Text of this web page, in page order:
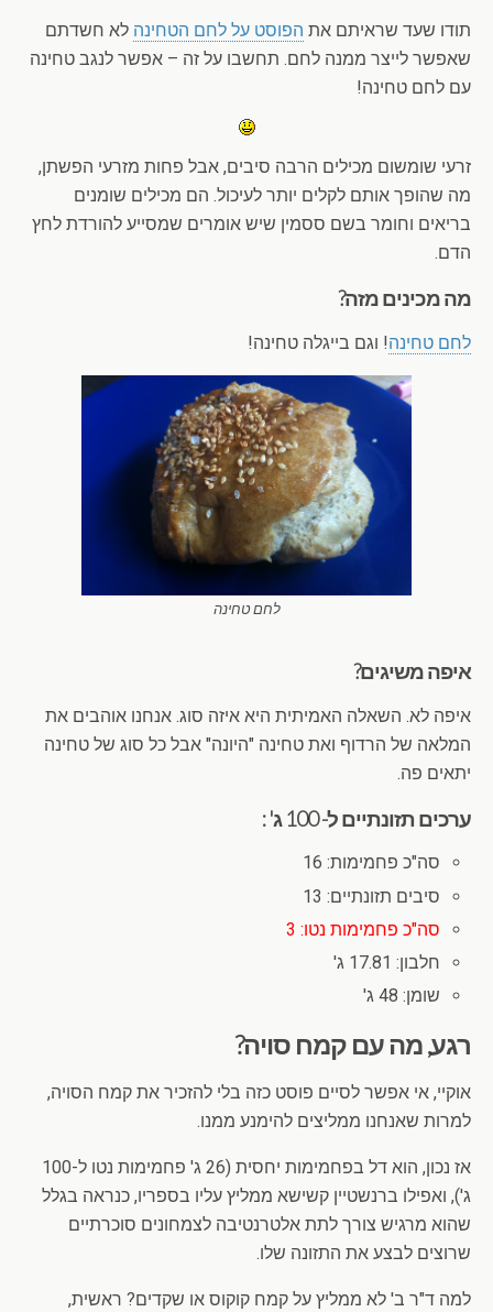
תודו שעד שראיתם את הפוסט על לחם הטחינה לא חשדתם
שאפשר לייצר ממנה לחם. תחשבו על זה – אפשר לנגב טחינה
עם לחם טחינה!
זרעי שומשום מכילים הרבה סיבים, אבל פחות מזרעי הפשתן,
מה שהופך אותם לקלים יותר לעיכול. הם מכילים שומנים
בריאים וחומר בשם ססמין שיש אומרים שמסייע להורדת לחץ
הדם.
מה מכינים מזה?
לחם טחינה! וגם בייגלה טחינה!
לחם טחינה
איפה משיגים?
איפה לא. השאלה האמיתית היא איזה סוג. אנחנו אוהבים את
המלאה של הרדוף ואת טחינה "היונה" אבל כל סוג של טחינה
יתאים פה.
ערכים תזונתיים ל- 100 ג' :
סה"כ פחמימות: 16
סיבים תזונתיים: 13
סה"כ פחמימות נטו: 3
חלבון: 17.81 ג'
שומן: 48 ג'
רגע, מה עם קמח סויה?
אוקיי, אי אפשר לסיים פוסט כזה בלי להזכיר את קמח הסויה,
למרות שאנחנו ממליצים להימנע ממנו.
אז נכון, הוא דל בפחמימות יחסית (26 ג' פחמימות נטו ל-100
ג'), ואפילו ברנשטיין קשישא ממליץ עליו בספריו, כנראה בגלל
שהוא מרגיש צורך לתת אלטרנטיבה לצמחונים סוכרתיים
שרוצים לבצע את התזונה שלו.
למה ד"ר ב' לא ממליץ על קמח קוקוס או שקדים? ראשית,